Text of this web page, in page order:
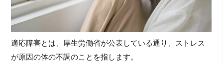
適応障害とは、厚生労働省が公表している通り、ストレス
が原因の体の不調のことを指します。